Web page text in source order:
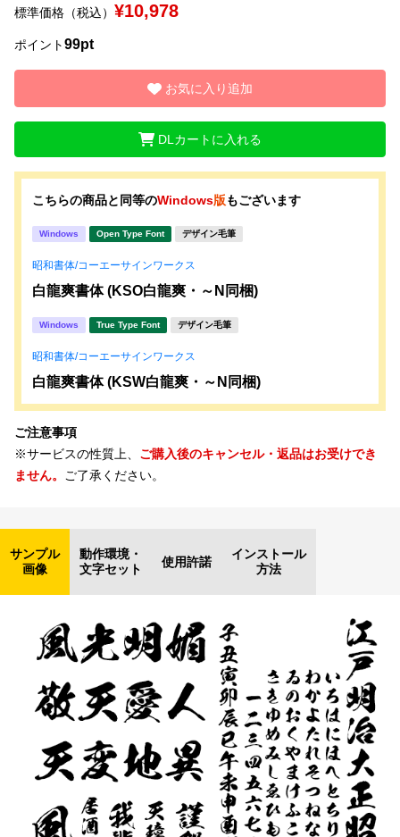
標準価格（税込） ¥10,978
ポイント99pt
お気に入り追加
DLカートに入れる
こちらの商品と同等のWindows版もございます
Windows Open Type Font デザイン毛筆
昭和書体/コーエーサインワークス
白龍爽書体 (KSO白龍爽・～N同梱)
Windows True Type Font デザイン毛筆
昭和書体/コーエーサインワークス
白龍爽書体 (KSW白龍爽・～N同梱)
ご注意事項
※サービスの性質上、 ご購入後のキャンセル・返品はお受けでき
ません。 ご了承ください。
サンプル
画像
動作環境・
文字セット
使用許諾
インストール
方法